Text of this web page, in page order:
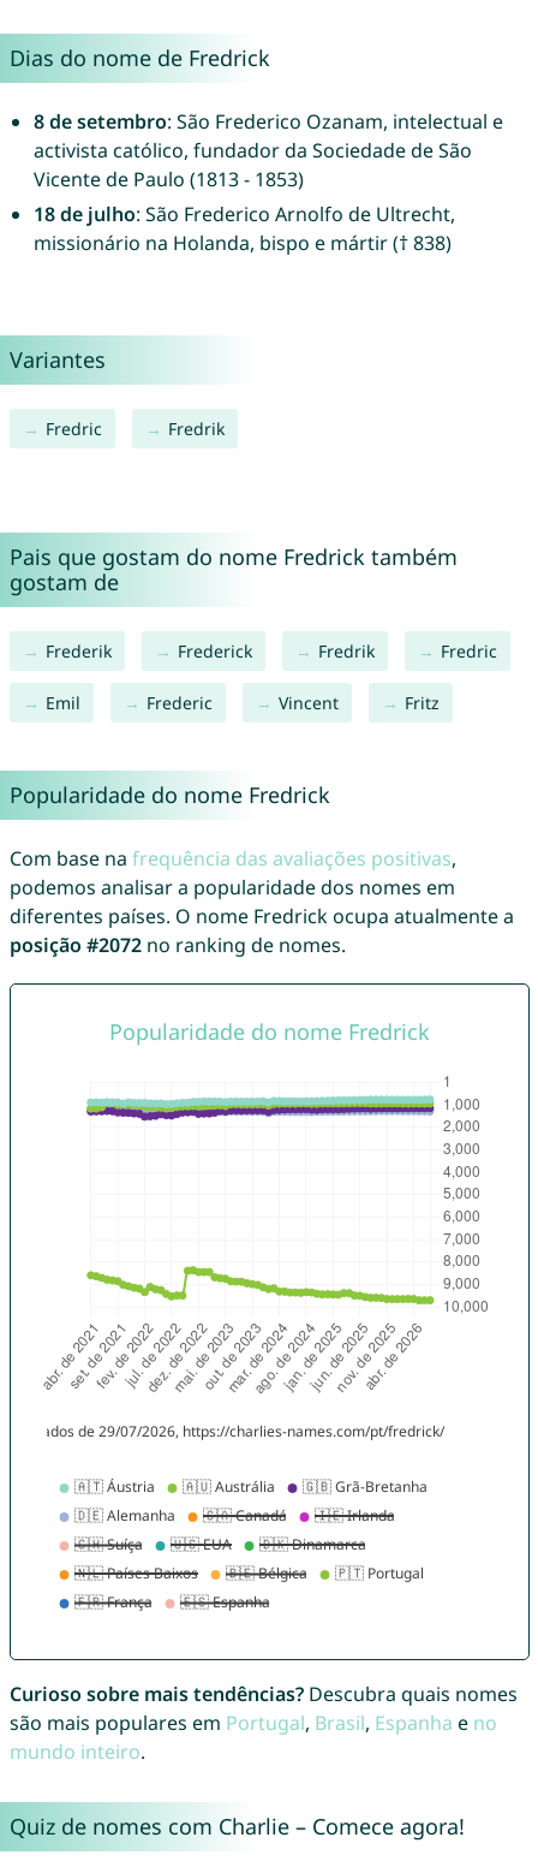
Dias do nome de Fredrick
8 de setembro: São Frederico Ozanam, intelectual e
activista católico, fundador da Sociedade de São
Vicente de Paulo (1813 - 1853)
18 de julho: São Frederico Arnolfo de Ultrecht,
missionário na Holanda, bispo e mártir († 838)
Variantes
Fredric Fredrik
Pais que gostam do nome Fredrick também
gostam de
Frederik Frederick Fredrik Fredric
Emil Frederic Vincent Fritz
Popularidade do nome Fredrick
Com base na frequência das avaliações positivas,
podemos analisar a popularidade dos nomes em
diferentes países. O nome Fredrick ocupa atualmente a
posição #2072no ranking de nomes.
Curioso sobre mais tendências?Descubra quais nomes
são mais populares em Portugal, Brasil, Espanha e no
mundo inteiro.
Quiz de nomes com Charlie – Comece agora!